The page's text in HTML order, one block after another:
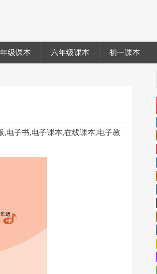
级课本 六年级课本 初一课本
,电子书,电子课本,在线课本,电子教